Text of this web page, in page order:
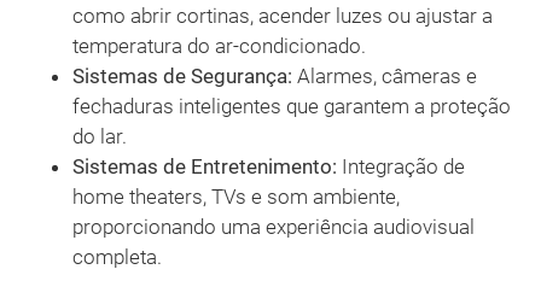
como abrir cortinas, acender luzes ou ajustar a
temperatura do ar-condicionado.
Sistemas de Segurança: Alarmes, câmeras e
fechaduras inteligentes que garantem a proteção
do lar.
Sistemas de Entretenimento: Integração de
home theaters, TVs e som ambiente,
proporcionando uma experiência audiovisual
completa.